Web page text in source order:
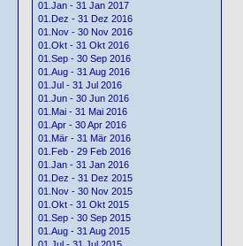
01.Jan - 31 Jan 2017
01.Dez - 31 Dez 2016
01.Nov - 30 Nov 2016
01.Okt - 31 Okt 2016
01.Sep - 30 Sep 2016
01.Aug - 31 Aug 2016
01.Jul - 31 Jul 2016
01.Jun - 30 Jun 2016
01.Mai - 31 Mai 2016
01.Apr - 30 Apr 2016
01.Mär - 31 Mär 2016
01.Feb - 29 Feb 2016
01.Jan - 31 Jan 2016
01.Dez - 31 Dez 2015
01.Nov - 30 Nov 2015
01.Okt - 31 Okt 2015
01.Sep - 30 Sep 2015
01.Aug - 31 Aug 2015